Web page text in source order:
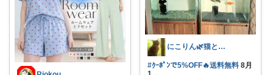
にこりん🌿猫と暮らす主婦のROOM😹
#ｸｰﾎﾟﾝで5%OFF🔥送料無料 8月